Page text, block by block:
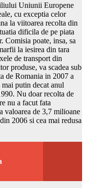
Uniunii Europene
cu exceptia celor
la viitoarea recolta din
dificila de pe piata
Comisia poate, insa, sa
la iesirea din tara
de transport din
produse, va scadea sub
de Romania in 2007 a
putin decat anul
Nu doar recolta de
nu a facut fata
valoarea de 3,7 milioane
2006 si cea mai redusa